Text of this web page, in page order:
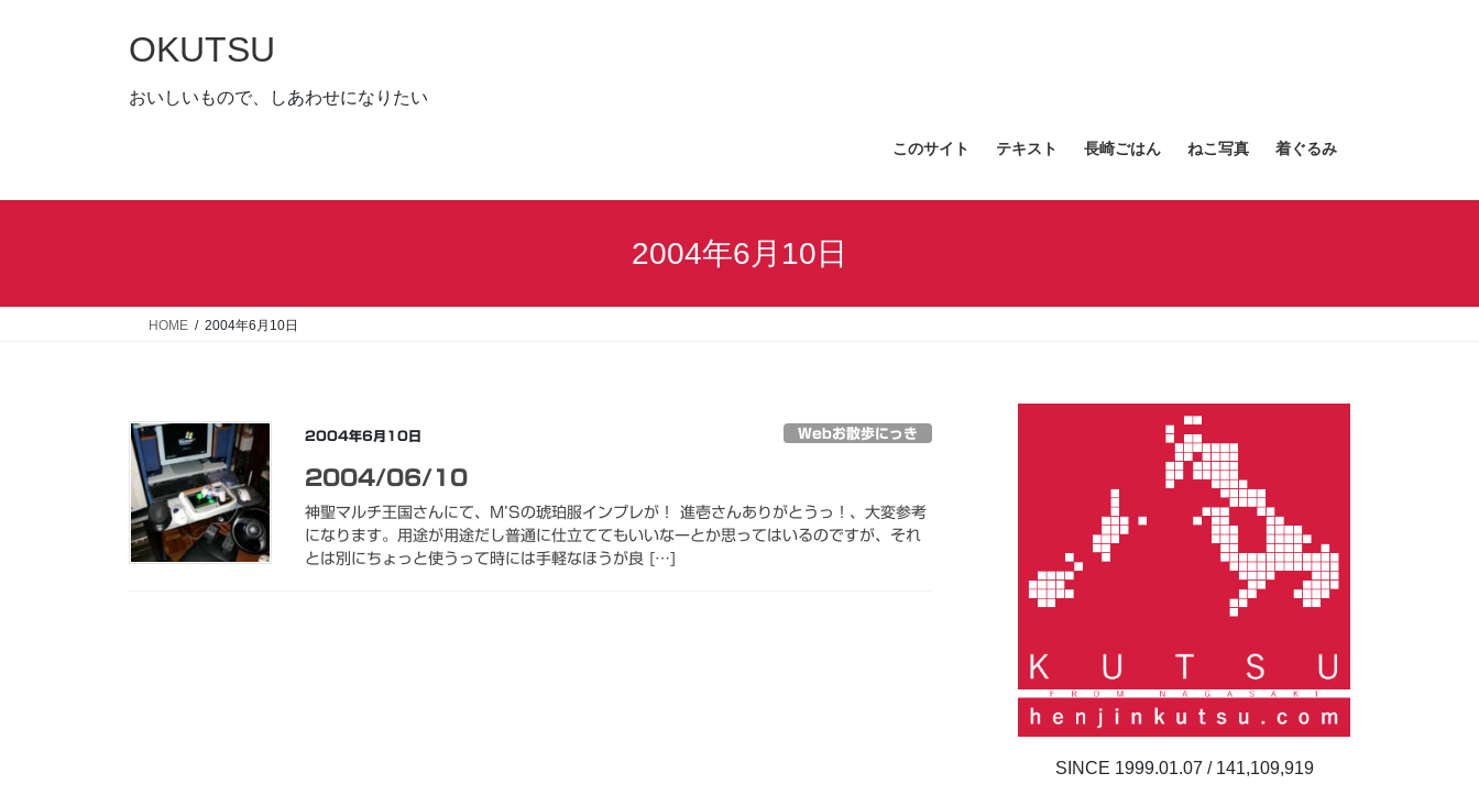
キ
に
OKUTSU
おいしいもので、しあわせになりたい
このサイト テキスト 長崎ごはん ねこ写真 着ぐるみ
2004年6月10日
HOME 2004年6月10日
2004年6月10日 Webお散歩にっき
2004/06/10
神聖マルチ王国さんにて、M’Sの琥珀服インプレが！ 進壱さんありがとうっ！、大変参考
になります。用途が用途だし普通に仕立ててもいいなーとか思ってはいるのですが、それ
とは別にちょっと使うって時には手軽なほうが良 […]
141,109,919